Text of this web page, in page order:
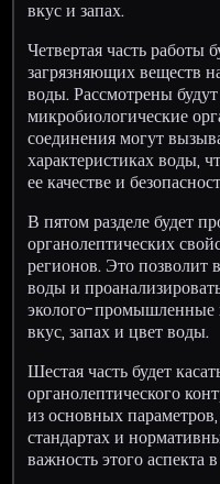
вкус и запах.
Четвертая часть работы
загрязняющих веществ
воды. Рассмотрены
микробиологические
соединения могут
характеристиках воды,
ее качестве и
В пятом разделе будет
органолептических
регионов. Это позволит
воды и
эколого-промышленные
вкус, запах и цвет воды.
Шестая часть будет
органолептического
из основных
стандартах и
важность этого аспекта